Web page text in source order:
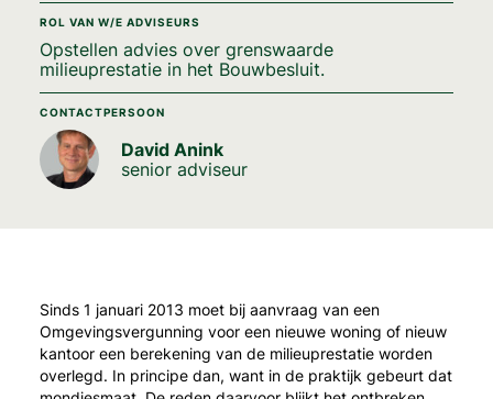
ROL VAN W/E ADVISEURS
Opstellen advies over grenswaarde
milieuprestatie in het Bouwbesluit.
CONTACTPERSOON
David Anink
senior adviseur
Sinds 1 januari 2013 moet bij aanvraag van een
Omgevingsvergunning voor een nieuwe woning of nieuw
kantoor een berekening van de milieuprestatie worden
overlegd. In principe dan, want in de praktijk gebeurt dat